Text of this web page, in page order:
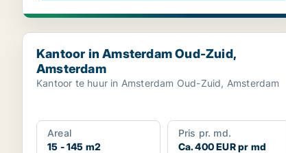
Kantoor in Amsterdam Oud-Zuid, Amsterdam
Kantoor in Amsterdam Oud-Zuid,
Amsterdam
Kantoor te huur in Amsterdam Oud-Zuid, Amsterdam
Areal
15 - 145 m2
Pris pr. md.
Ca. 400 EUR pr md